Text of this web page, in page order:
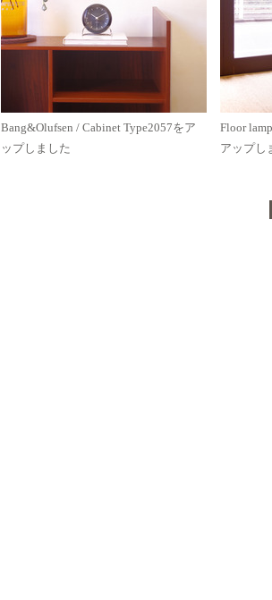
Bang&Olufsen / Cabinet Type2057をア
ップしました
Floor
アップし